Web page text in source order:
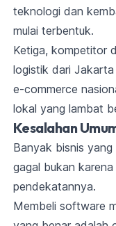
teknologi dan
mulai terbentuk.
Ketiga, kompetitor
logistik dari
e-commerce
lokal yang lambat
Kesalahan
Banyak bisnis
gagal bukan
pendekatannya.
Membeli software